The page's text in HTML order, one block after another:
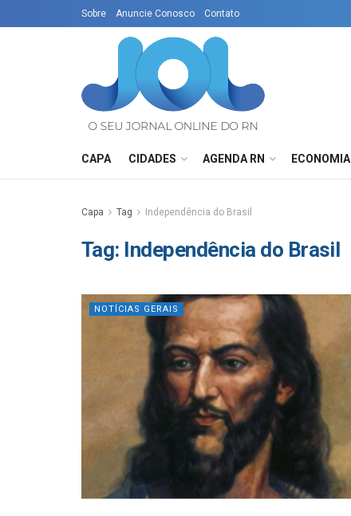
Sobre Anuncie Conosco Contato
CAPA CIDADES AGENDA RN ECONOMIA
Capa Tag Independência do Brasil
Tag: Independência do Brasil
NOTÍCIAS GERAIS